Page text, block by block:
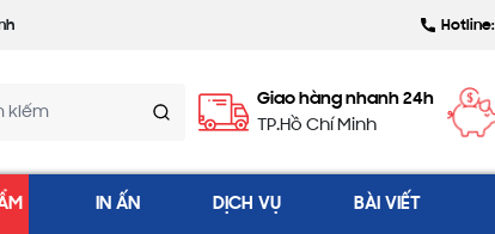
Hotline:
Giao hàng nhanh 24h
TP.Hồ Chí Minh
IN ẤN DỊCH VỤ BÀI VIẾT